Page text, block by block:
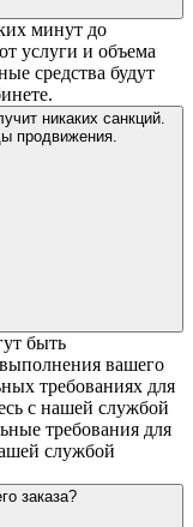
минут до
услуги и объема
средства будут
никаких санкций.
продвижения.
быть
вашего
требованиях для
с нашей службой
требования для
службой
заказа?